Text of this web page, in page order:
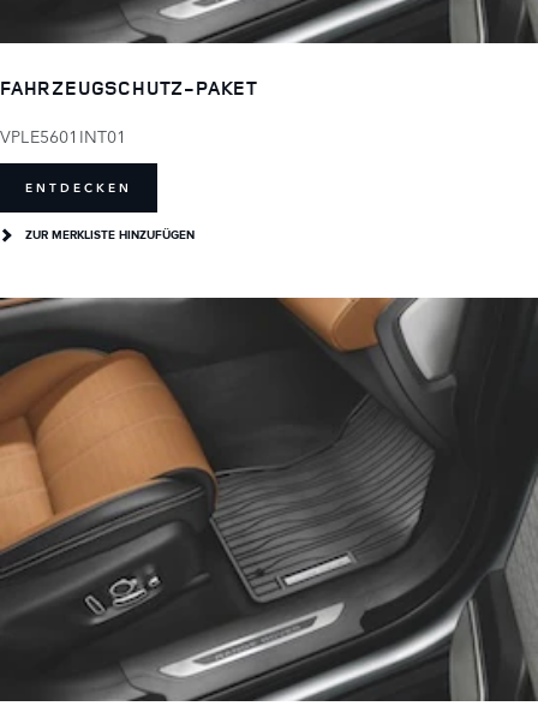
FAHRZEUGSCHUTZ-PAKET
VPLE5601INT01
ENTDECKEN
ZUR MERKLISTE HINZUFÜGEN